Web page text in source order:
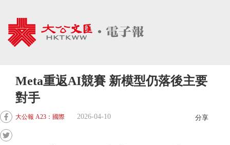
Meta重返AI競賽 新模型仍落後主要
對手
大公報 A23：國際 2026-04-10 分享